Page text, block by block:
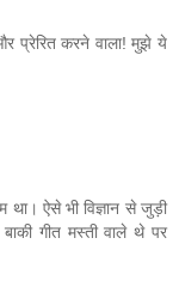
प्रेरित करने वाला! मुझे ये
ऐसे भी विज्ञान से जुड़ी
गीत मस्ती वाले थे पर